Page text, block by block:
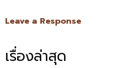
Leave a Response
เรื่องล่าสุด